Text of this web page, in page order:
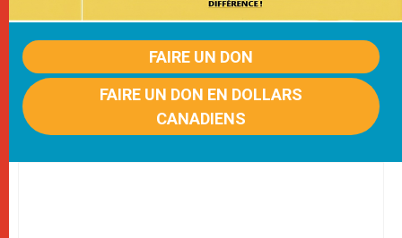
FAIRE UN DON
FAIRE UN DON EN DOLLARS
CANADIENS